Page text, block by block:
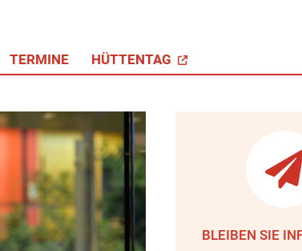
TERMINE HÜTTENTAG
BLEIBEN SIE